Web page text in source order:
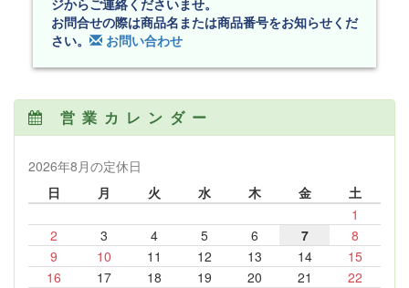
ジからご連絡くださいませ。
お問合せの際は商品名または商品番号をお知らせくだ
さい。
お問い合わせ
営業カレンダー
2026年8月の定休日
日
月 火 水 木 金
土
1
2
3 4 5 6 7
8
9
10 11 12 13 14
15
16
17 18 19 20 21
22